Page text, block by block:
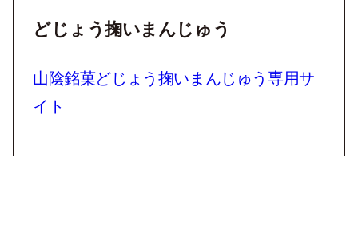
どじょう掬いまんじゅう
山陰銘菓どじょう掬いまんじゅう専用サ
イト